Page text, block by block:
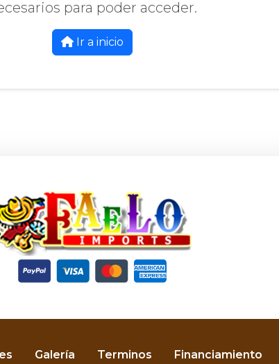
para poder acceder.
Ir a inicio
Galería Terminos Financiamiento